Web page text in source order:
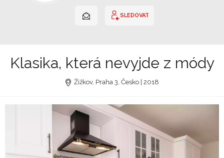
SLEDOVAT
Klasika, která nevyjde z módy
Žižkov, Praha 3, Česko | 2018